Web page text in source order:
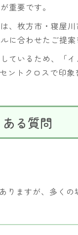
重要です。
、枚方市・寝屋
に合わせたご提案
ているため、「
ントクロスで印
る質問
りますが、多く